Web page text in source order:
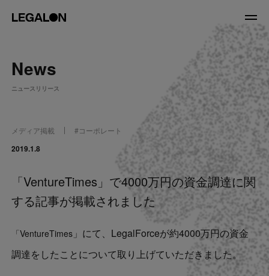
About
役員紹介
Service
News
LegalOn Now
News
ニュースリリース
メディア掲載 #コーポレート
2019.1.8
「VentureTimes」で4000万円の資金調達に関
する記事が掲載されました
「VentureTimes 」にて、LegalForceが約4000万円の資金
調達をしたことについて取り上げていただきました。